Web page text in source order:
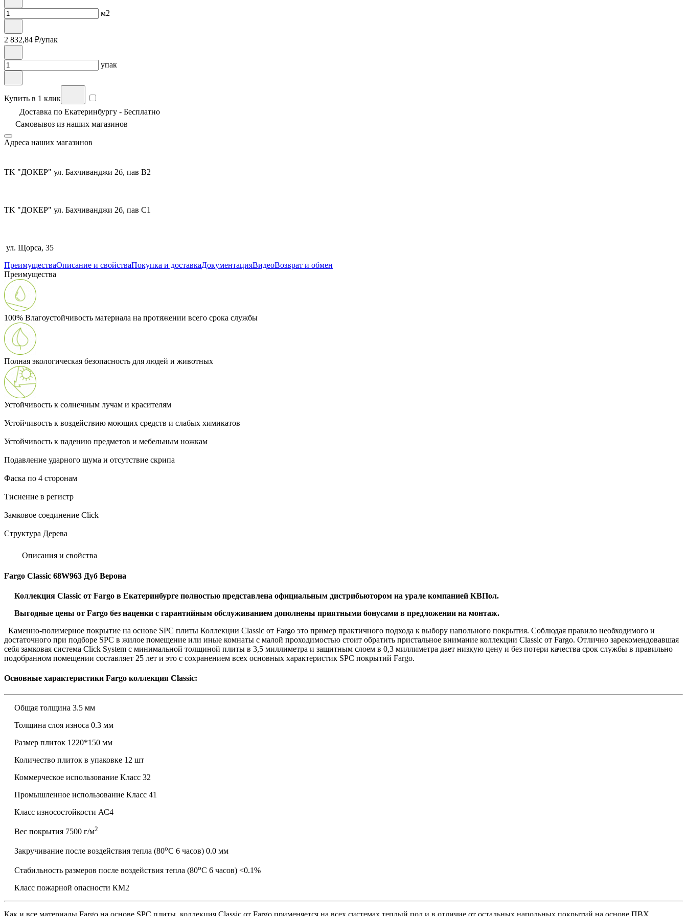
м2
2 832,84 ₽/упак
упак
Купить в 1 клик
Доставка по Екатеринбургу - Бесплатно
Самовывоз из наших магазинов
Адреса наших магазинов
TK "ДОКЕР" ул. Бахчиванджи 2б, пав В2
TK "ДОКЕР" ул. Бахчиванджи 2б, пав С1
ул. Щорса, 35
ПреимуществаОписание и свойстваПокупка и доставкаДокументацияВидеоВозврат и обмен
Преимущества
100% Влагоустойчивость материала на протяжении всего срока службы
Полная экологическая безопасность для людей и животных
Устойчивость к солнечным лучам и красителям
Устойчивость к воздействию моющих средств и слабых химикатов
Устойчивость к падению предметов и мебельным ножкам
Подавление ударного шума и отсутствие скрипа
Фаска по 4 сторонам
Тиснение в регистр
Замковое соединение Click
Структура Дерева
Описания и свойства
Fargo Classic 68W963 Дуб Верона
Коллекция Classic от Fargo в Екатеринбурге полностью представлена официальным дистрибьютором на урале компанией КВПол.
Выгодные цены от Fargo без наценки с гарантийным обслуживанием дополнены приятными бонусами в предложении на монтаж.
Каменно-полимерное покрытие на основе SPC плиты Коллекции Classic от Fargo это пример практичного подхода к выбору напольного покрытия. Соблюдая правило необходимого и
достаточного при подборе SPC в жилое помещение или иные комнаты с малой проходимостью стоит обратить пристальное внимание коллекции Classic от Fargo. Отлично зарекомендовавшая
себя замковая система Click System с минимальной толщиной плиты в 3,5 миллиметра и защитным слоем в 0,3 миллиметра дает низкую цену и без потери качества срок службы в правильно
подобранном помещении составляет 25 лет и это с сохранением всех основных характеристик SPC покрытий Fargo.
Основные характеристики Fargo коллекция Classic:
Общая толщина 3.5 мм
Толщина слоя износа 0.3 мм
Размер плиток 1220*150 мм
Количество плиток в упаковке 12 шт
Коммерческое использование Класс 32
Промышленное использование Класс 41
Класс износостойкости АС4
Вес покрытия 7500 г/м2
Закручивание после воздействия тепла (80оС 6 часов) 0.0 мм
Стабильность размеров после воздействия тепла (80оС 6 часов) <0.1%
Класс пожарной опасности КМ2